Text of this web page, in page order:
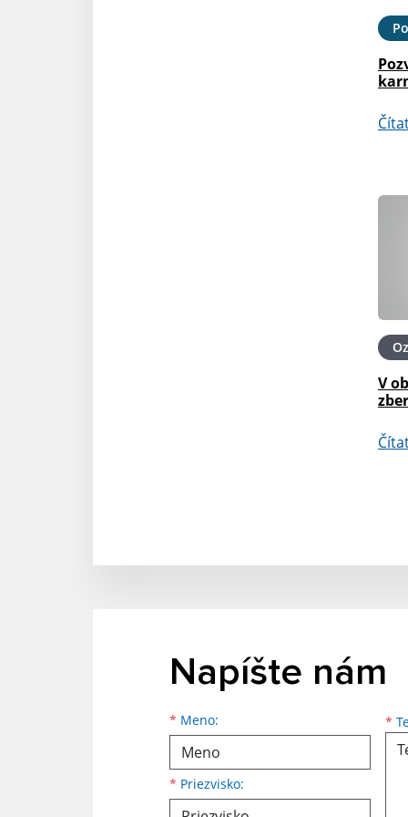
V
Napíšte nám
* Meno:
Meno
* Priezvisko:
Priezvisko
E-mailová adresa *